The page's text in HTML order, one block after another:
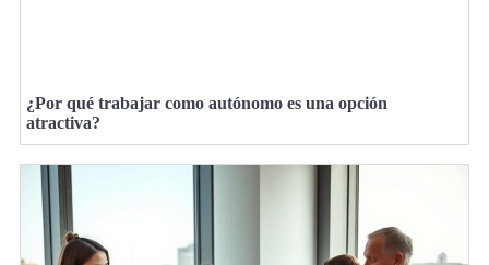
¿Por qué trabajar como autónomo es una opción
atractiva?